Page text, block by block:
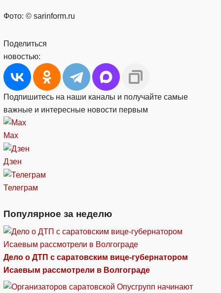
Фото: © sarinform.ru
Поделиться
новостью:
Подпишитесь на наши каналы и получайте самые
важные и интересные новости первым
Max
Дзен
Телеграм
Популярное за неделю
Дело о ДТП с саратовским вице-губернатором
Исаевым рассмотрели в Волгограде